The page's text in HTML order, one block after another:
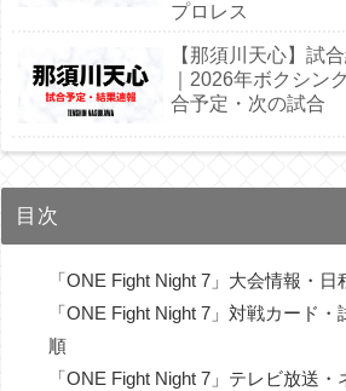
プロレス
【那須川天心】試
｜2026年ボクシン
合予定・次の試合
目次
「ONE Fight Night 7」大会情報・日
「ONE Fight Night 7」対戦カード・
順
「ONE Fight Night 7」テレビ放送・